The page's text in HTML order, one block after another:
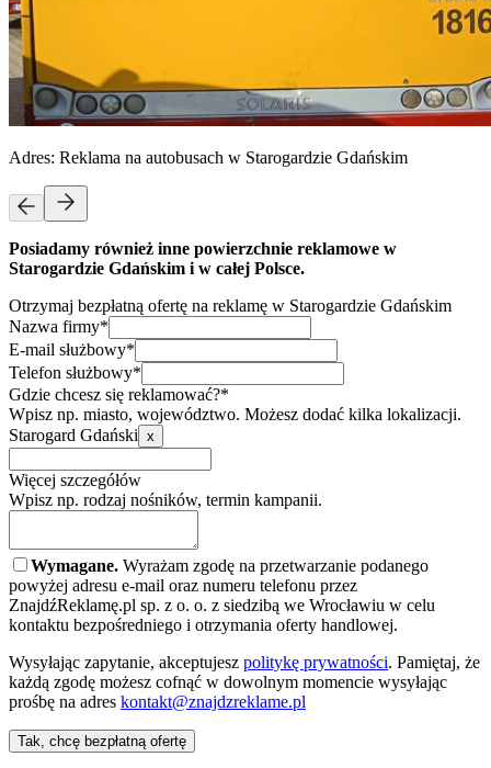
Adres: Reklama na autobusach w Starogardzie Gdańskim
Posiadamy również inne powierzchnie reklamowe w
Starogardzie Gdańskim i w całej Polsce.
Otrzymaj bezpłatną ofertę na reklamę w Starogardzie Gdańskim
Nazwa firmy*
E-mail służbowy*
Telefon służbowy*
Gdzie chcesz się reklamować?*
Wpisz np. miasto, województwo. Możesz dodać kilka lokalizacji.
Starogard Gdański x
Więcej szczegółów
Wpisz np. rodzaj nośników, termin kampanii.
Wymagane. Wyrażam zgodę na przetwarzanie podanego
powyżej adresu e-mail oraz numeru telefonu przez
ZnajdźReklamę.pl sp. z o. o. z siedzibą we Wrocławiu w celu
kontaktu bezpośredniego i otrzymania oferty handlowej.
Wysyłając zapytanie, akceptujesz politykę prywatności. Pamiętaj, że
każdą zgodę możesz cofnąć w dowolnym momencie wysyłając
prośbę na adres kontakt@znajdzreklame.pl
Tak, chcę bezpłatną ofertę